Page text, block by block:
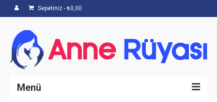
Sepetiniz - ₺0,00
Menü